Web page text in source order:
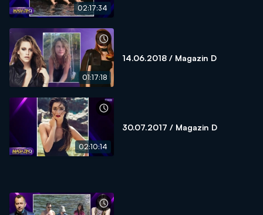
02:17:34
01:17:18
14.06.2018 / Magazin D
02:10:14
30.07.2017 / Magazin D